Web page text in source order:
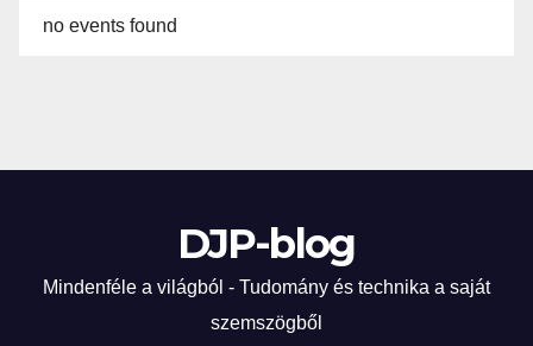
no events found
DJP-blog
Mindenféle a világból - Tudomány és technika a saját
szemszögből